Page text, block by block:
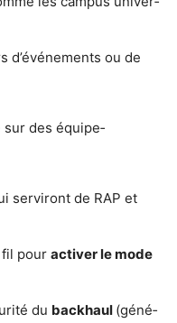
d’é­vé­ne­ments ou de
sur des équi­pe­
ser­vi­ront de RAP et
pour acti­ver le mode
du back­haul (géné­